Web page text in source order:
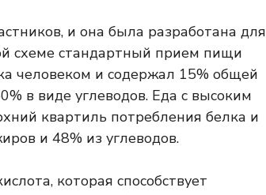
и она была разработана для
схеме стандартный прием пищи
человеком и содержал 15% общей
в виде углеводов. Еда с высоким
квартиль потребления белка и
и 48% из углеводов.
которая способствует